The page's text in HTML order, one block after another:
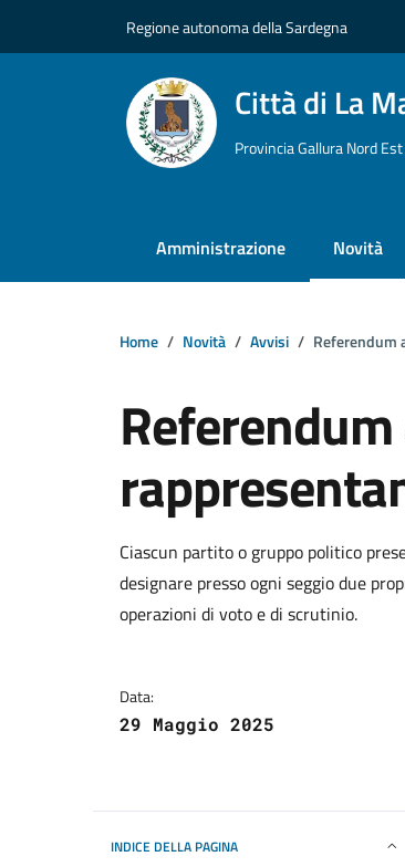
Regione autonoma della Sardegna
Città di La
Provincia Gallura Nord
Amministrazione Novità
Home Novità Avvisi Referendum
Dettagli della
Ciascun partito o gruppo politico
designare presso ogni seggio due
operazioni di voto e di scrutinio.
Data:
29 Maggio 2025
INDICE DELLA PAGINA